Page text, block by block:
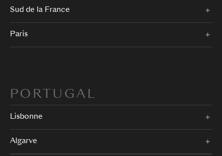
Sud de la France
Paris
PORTUGAL
Lisbonne
Algarve